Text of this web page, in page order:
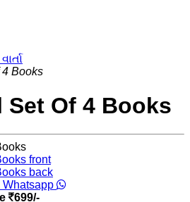
4 Books
Set Of 4 Books
Whatsapp
699/-